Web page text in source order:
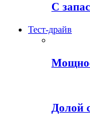
С
Тест-драйв
Долой